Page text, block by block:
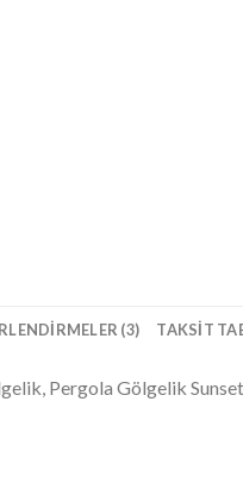
(3) TAKSIT
Pergola Gölgelik